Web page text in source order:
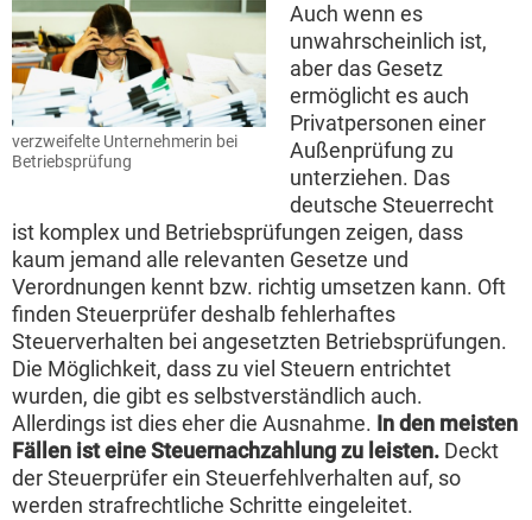
verzweifelte Unternehmerin bei
Betriebsprüfung
Auch wenn es
unwahrscheinlich ist,
aber das Gesetz
ermöglicht es auch
Privatpersonen einer
Außenprüfung zu
unterziehen. Das
deutsche Steuerrecht
ist komplex und Betriebsprüfungen zeigen, dass
kaum jemand alle relevanten Gesetze und
Verordnungen kennt bzw. richtig umsetzen kann. Oft
finden Steuerprüfer deshalb fehlerhaftes
Steuerverhalten bei angesetzten Betriebsprüfungen.
Die Möglichkeit, dass zu viel Steuern entrichtet
wurden, die gibt es selbstverständlich auch.
Allerdings ist dies eher die Ausnahme. In den meisten
Fällen ist eine Steuernachzahlung zu leisten. Deckt
der Steuerprüfer ein Steuerfehlverhalten auf, so
werden strafrechtliche Schritte eingeleitet.